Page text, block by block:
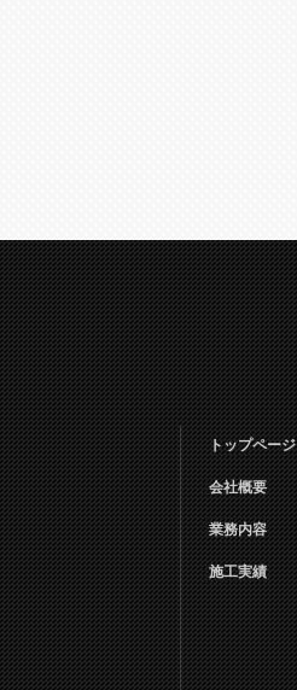
トップページ
会社概要
業務内容
施工実績